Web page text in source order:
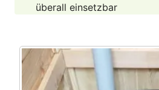
überall einsetzbar